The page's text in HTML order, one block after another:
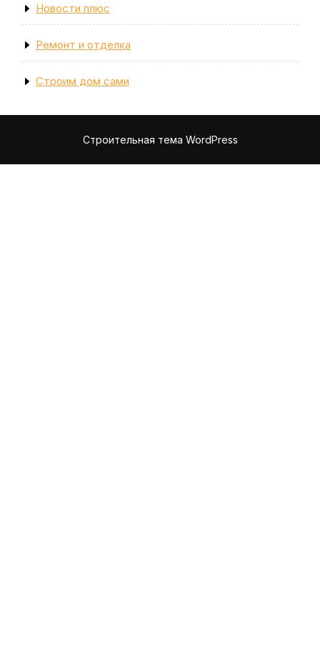
Новости плюс
Ремонт и отделка
Строим дом сами
Строительная тема WordPress